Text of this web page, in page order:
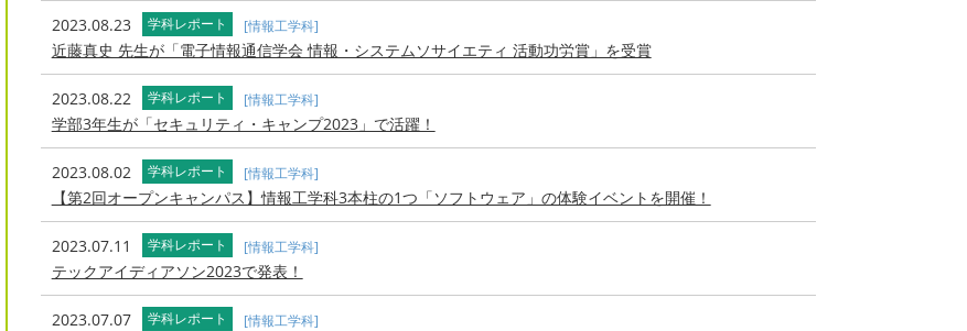
2023.08.23 学科レポート [情報工学科]
近藤真史 先生が「電子情報通信学会 情報・システムソサイエティ 活動功労賞」を受賞
2023.08.22 学科レポート [情報工学科]
学部3年生が「セキュリティ・キャンプ2023」で活躍！
2023.08.02 学科レポート [情報工学科]
【第2回オープンキャンパス】情報工学科3本柱の1つ「ソフトウェア」の体験イベントを開催！
2023.07.11 学科レポート [情報工学科]
テックアイディアソン2023で発表！
2023.07.07 学科レポート [情報工学科]